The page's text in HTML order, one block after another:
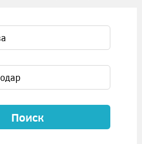
Поиск